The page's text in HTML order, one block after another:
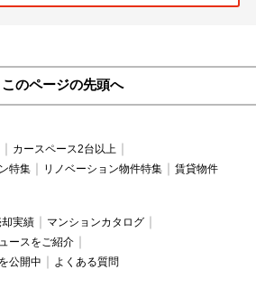
このページの先頭へ
カースペース2台以上
特集
リノベーション物件特集 賃貸物件
実績
マンションカタログ
ースをご紹介
公開中
よくある質問